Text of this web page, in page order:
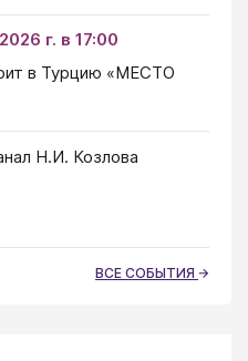
г. в 17:00
в Турцию «МЕСТО
Н.И. Козлова
ВСЕ СОБЫТИЯ